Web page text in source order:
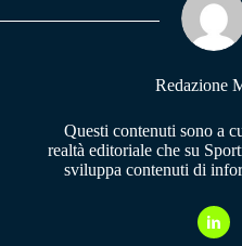
pp m
Redazione
Questi contenuti sono a
realtà editoriale che su
sviluppa contenuti di